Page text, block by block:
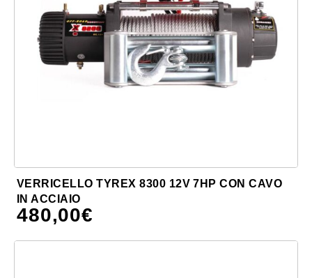
VERRICELLO TYREX 8300 12V 7HP CON CAVO
IN ACCIAIO
480,00€